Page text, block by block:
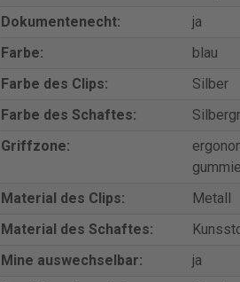
Dokumentenecht:
ja
Farbe:
blau
Farbe des Clips:
Silber
Farbe des Schaftes:
Griffzone:
Material des Clips:
Metall
Material des Schaftes:
Mine auswechselbar:
ja